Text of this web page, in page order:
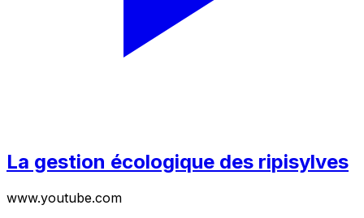
La gestion écologique des ripisylves
www.youtube.com